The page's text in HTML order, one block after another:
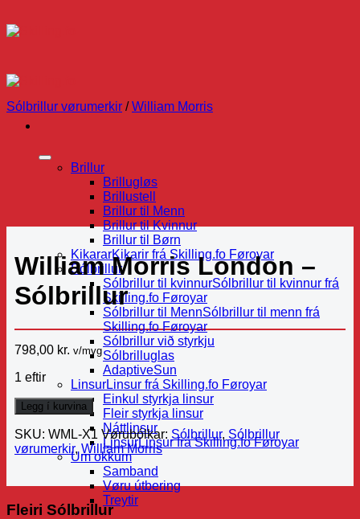
to
content
Brillur
Brillugløs
Brillustell
Brillur til Menn
Brillur til Kvinnur
Brillur til Børn
KikararKikarir frá Skilling.fo Føroyar
Sólbrillur
Sólbrillur til kvinnurSólbrillur til kvinnur frá
Skilling.fo Føroyar
Sólbrillur til MennSólbrillur til menn frá
Skilling.fo Føroyar
Sólbrillur við styrkju
Sólbrilluglas
AdaptiveSun
LinsurLinsur frá Skilling.fo Føroyar
Einkul styrkja linsur
Fleir styrkja linsur
Náttlinsur
LinsurLinsur frá Skilling.fo Føroyar
Um okkum
Samband
Vøru útbering
Treytir
Sólbrillur vørumerkir / William Morris
William Morris London –
Sólbrillur
798,00 kr. v/mvg
1 eftir
Legg í kurvina
SKU: WML-X1 Vørubólkar: Sólbrillur, Sólbrillur
vørumerkir,William Morris
Fleiri Sólbrillur